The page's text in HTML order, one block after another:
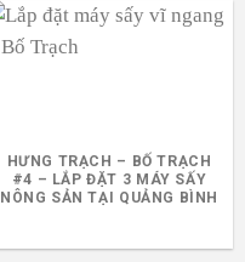
HƯNG TRẠCH – BỐ TRẠCH
#4 – LẮP ĐẶT 3 MÁY SẤY
NÔNG SẢN TẠI QUẢNG BÌNH